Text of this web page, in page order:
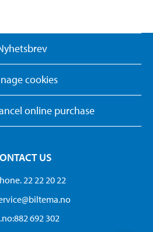
cookies
online purchase
US
22 22 20 22
692 302